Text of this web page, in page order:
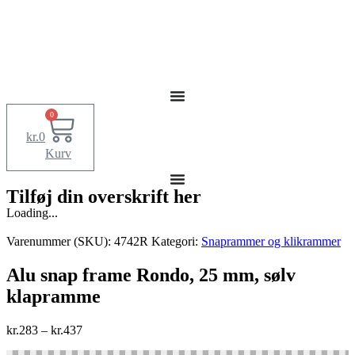
kr.0
0
Kurv
Tilføj din overskrift her
Loading...
Varenummer (SKU): 4742R Kategori: Snaprammer og klikrammer
Alu snap frame Rondo, 25 mm, sølv
klapramme
kr.283 – kr.437